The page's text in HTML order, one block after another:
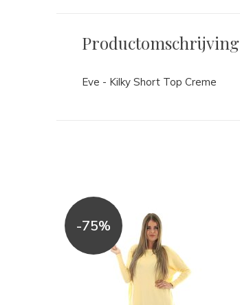
Productomschrijving
Eve - Kilky Short Top Creme
-75%